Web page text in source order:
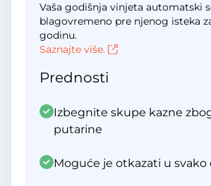
Vaša godišnja vinjeta automatski
blagovremeno pre njenog isteka
godinu.
Saznajte više.
Prednosti
Izbegnite skupe kazne
putarine
Moguće je otkazati u svako